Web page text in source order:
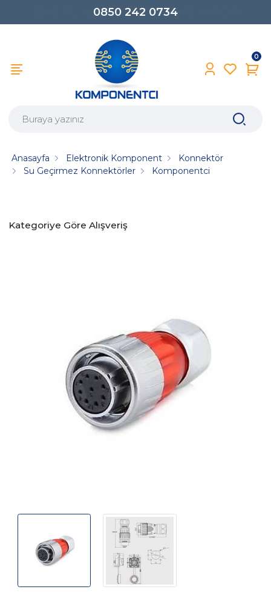
0850 242 0734
0
Anasayfa Elektronik Komponent
Konnektör
Su Geçirmez Konnektörler
Komponentci
Kategoriye Göre Alışveriş